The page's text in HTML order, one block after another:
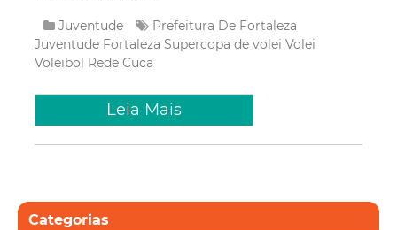
Juventude
Prefeitura De Fortaleza
Juventude Fortaleza Supercopa de volei Volei
Voleibol Rede Cuca
Leia Mais
Categorias